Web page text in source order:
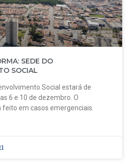
SEDE DO
SOCIAL
Social estará de
6 e 10 de dezembro. O
em casos emergenciais.